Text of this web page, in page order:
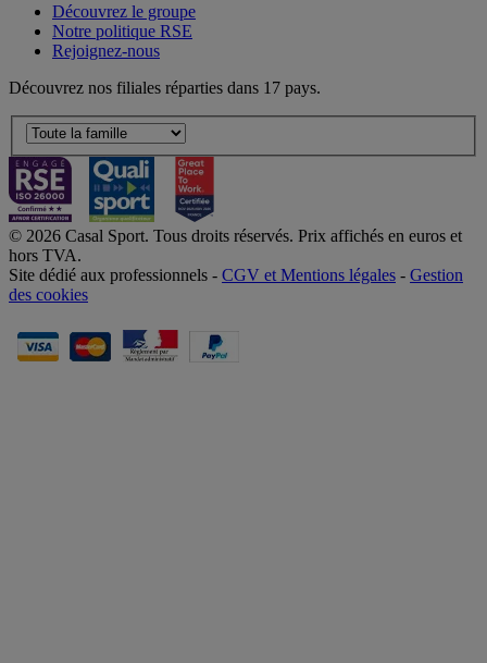
Découvrez le groupe
Notre politique RSE
Rejoignez-nous
Découvrez nos filiales réparties dans 17 pays.
© 2026 Casal Sport. Tous droits réservés. Prix affichés en euros et
hors TVA.
Site dédié aux professionnels - CGV et Mentions légales - Gestion
des cookies